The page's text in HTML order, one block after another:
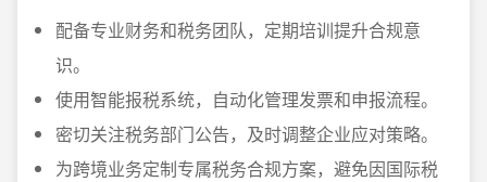
配备专业财务和税务团队，定期培训提升合规意
识。
使用智能报税系统，自动化管理发票和申报流程。
密切关注税务部门公告，及时调整企业应对策略。
为跨境业务定制专属税务合规方案，避免因国际税